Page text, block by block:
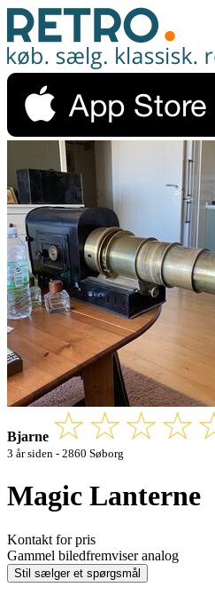
Bjarne
3 år siden - 2860 Søborg
Magic Lanterne
Kontakt for pris
Gammel biledfremviser analog
Stil sælger et spørgsmål